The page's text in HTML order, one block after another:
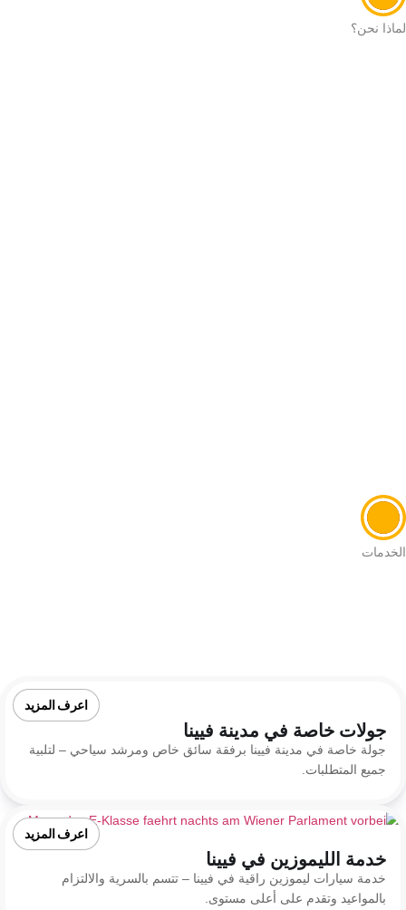
لماذا نحن؟
الخدمات
اعرف المزيد
جولات خاصة في مدينة فيينا
جولة خاصة في مدينة فيينا برفقة سائق خاص ومرشد سياحي – لتلبية
جميع المتطلبات.
اعرف المزيد
خدمة الليموزين في فيينا
خدمة سيارات ليموزين راقية في فيينا – تتسم بالسرية والالتزام
بالمواعيد وتقدم على أعلى مستوى.